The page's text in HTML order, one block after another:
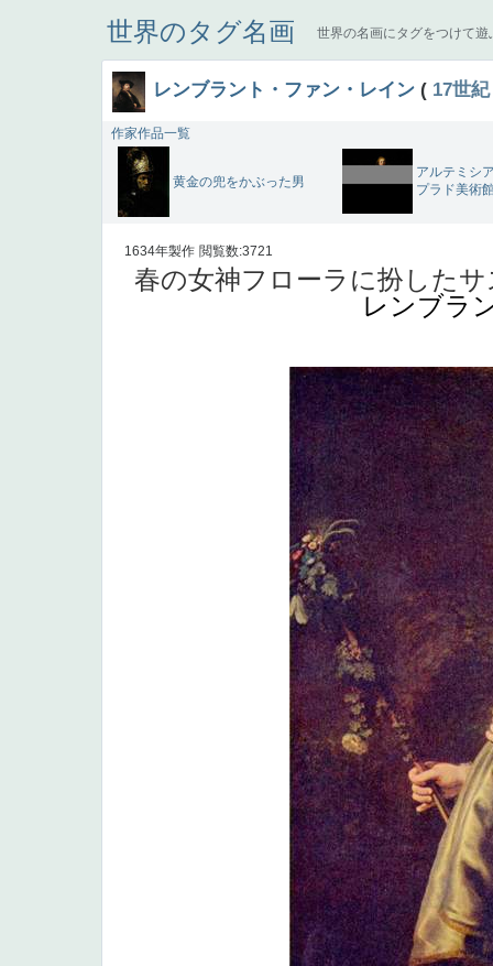
世界のタグ名画 世界の名画にタグをつけて遊
レンブラント・ファン・レイン ( 17世紀
作家作品一覧
黄金の兜をかぶった男
アルテミシ
プラド美術
1634年製作 閲覧数:3721
春の女神フローラに扮した
レンブラ